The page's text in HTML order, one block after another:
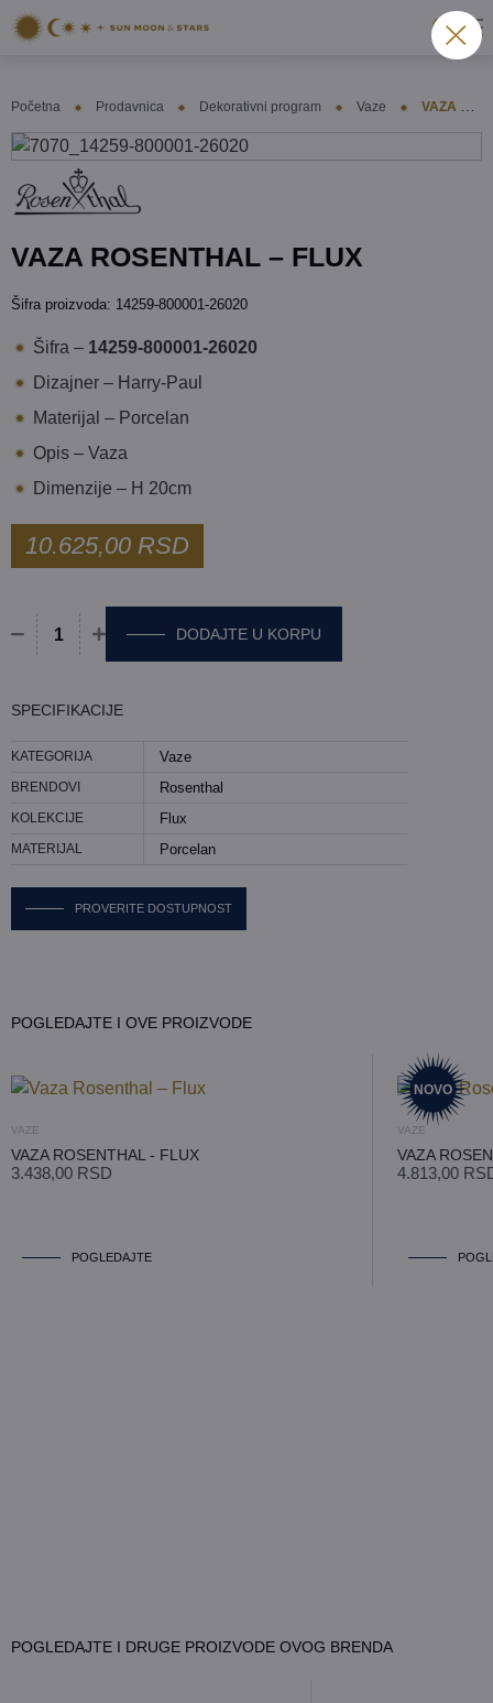
Početna Prodavnica Dekorativni program Vaze VAZA ROSENTHAL – FLUX
VAZA ROSENTHAL – FLUX
Šifra proizvoda: 14259-800001-26020
Šifra – 14259-800001-26020
Dizajner – Harry-Paul
Materijal – Porcelan
Opis – Vaza
Dimenzije – H 20cm
10.625,00 RSD
Vaza Rosenthal - Flux količina
DODAJTE U KORPU
SPECIFIKACIJE
KATEGORIJA Vaze
BRENDOVI Rosenthal
KOLEKCIJE Flux
MATERIJAL Porcelan
PROVERITE DOSTUPNOST
POGLEDAJTE I OVE PROIZVODE
VAZE
VAZA ROSENTHAL - FLUX
3.438,00 RSD
POGLEDAJTE
NOVO
VAZE
VAZA
4.813,00
POGLEDAJTE I DRUGE PROIZVODE OVOG BRENDA